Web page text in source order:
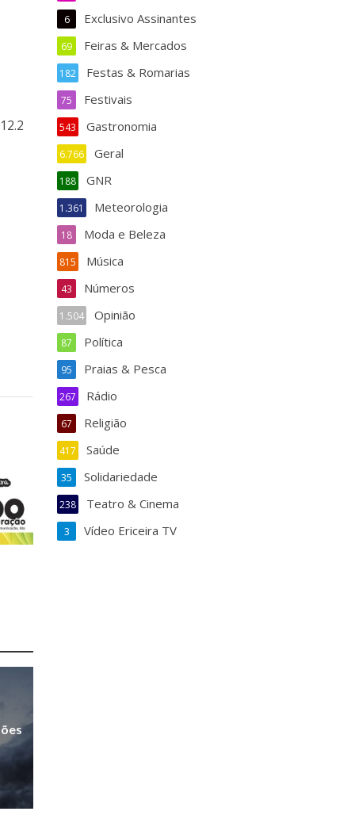
Exclusivo Assinantes
6
Feiras & Mercados
69
Festas & Romarias
182
Festivais
75
Gastronomia
543
Geral
6.766
GNR
188
Meteorologia
1.361
Moda e Beleza
18
Música
815
Números
43
Opinião
1.504
Política
87
Praias & Pesca
95
Rádio
267
Religião
67
Saúde
417
Solidariedade
35
Teatro & Cinema
238
Vídeo Ericeira TV
3